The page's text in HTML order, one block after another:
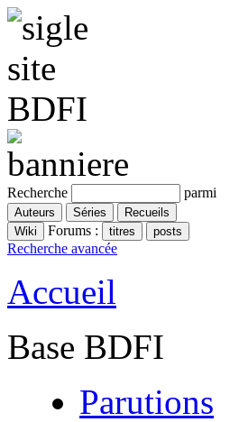
Recherche parmi
Forums :
Recherche avancée
Accueil
Base BDFI
Parutions